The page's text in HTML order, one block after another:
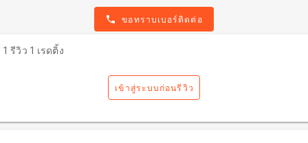
phone ขอทราบเบอร์ติดต่อ
1 รีวิว 1 เรดติ้ง
เข้าสู่ระบบก่อนรีวิว